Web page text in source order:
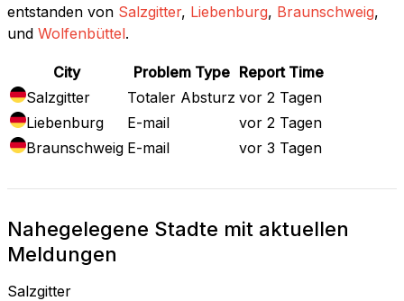
entstanden von Salzgitter, Liebenburg, Braunschweig,
und Wolfenbüttel.
City Problem Type Report Time
Salzgitter
Totaler Absturz vor 2 Tagen
Liebenburg
E-mail
vor 2 Tagen
Braunschweig E-mail vor 3 Tagen
Nahegelegene Stadte mit aktuellen
Meldungen
Salzgitter